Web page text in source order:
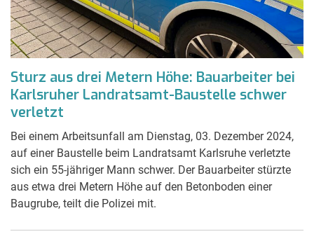
Sturz aus drei Metern Höhe: Bauarbeiter bei
Karlsruher Landratsamt-Baustelle schwer
verletzt
Bei einem Arbeitsunfall am Dienstag, 03. Dezember 2024,
auf einer Baustelle beim Landratsamt Karlsruhe verletzte
sich ein 55-jähriger Mann schwer. Der Bauarbeiter stürzte
aus etwa drei Metern Höhe auf den Betonboden einer
Baugrube, teilt die Polizei mit.